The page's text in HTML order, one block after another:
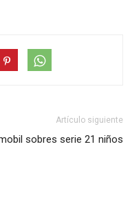
Artículo siguiente
sobres serie 21 niños